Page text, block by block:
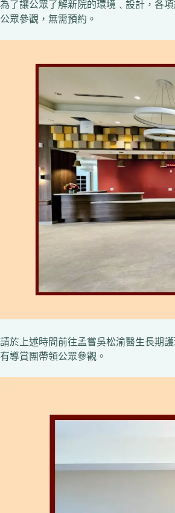
為了讓公眾了解新院的環境﹑設計，各
公眾參觀，無需預約。
請於上述時間前往孟嘗吳松渝醫生長期
有導賞團帶領公眾參觀。